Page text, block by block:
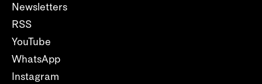
Newsletters
RSS
YouTube
WhatsApp
Instagram